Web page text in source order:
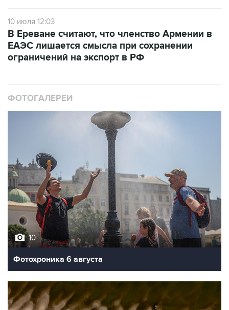
10 июля 12:03
В Ереване считают, что членство Армении в
ЕАЭС лишается смысла при сохранении
ограничений на экспорт в РФ
ФОТОГАЛЕРЕИ
10
Фотохроника 6 августа